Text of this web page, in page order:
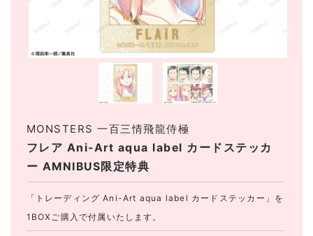
フレア Ani-Art aqua label カードステッカ
ー AMNIBUS限定特典
MONSTERS 一百三情飛龍侍極
「トレーディング Ani-Art aqua label カードステッカー」を
1BOXご購入で付属いたします。